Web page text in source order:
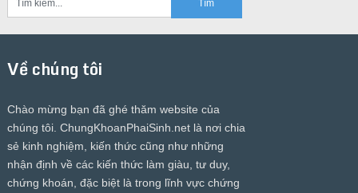
Về chúng tôi
Chào mừng bạn đã ghé thăm website của
chúng tôi. ChungKhoanPhaiSinh.netlà nơi chia
sẻ kinh nghiệm, kiến thức cũng như những
nhận định về các kiến thức làm giàu, tư duy,
chứng khoán, đặc biệt là trong lĩnh vực chứng